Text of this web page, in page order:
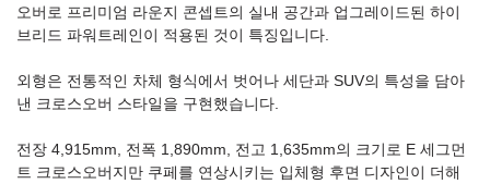
오버로 프리미엄 라운지 콘셉트의 실내 공간과 업그레이드된 하이
브리드 파워트레인이 적용된 것이 특징입니다.
외형은 전통적인 차체 형식에서 벗어나 세단과 SUV의 특성을 담아
낸 크로스오버 스타일을 구현했습니다.
전장 4,915mm, 전폭 1,890mm, 전고 1,635mm의 크기로 E 세그먼
트 크로스오버지만 쿠페를 연상시키는 입체형 후면 디자인이 더해